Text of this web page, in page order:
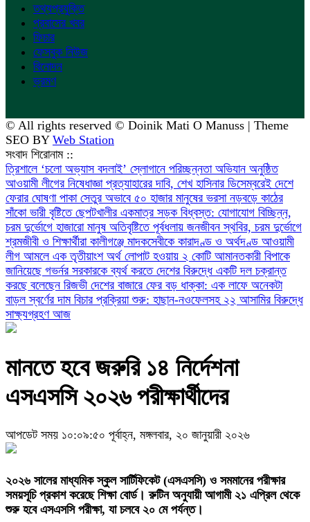
তথ্যপ্রযুক্তি
প্রবাসের খবর
ফিচার
ফেসবুক নিউজ
বিনোদন
ভ্রমণ
© All rights reserved © Doinik Mati O Manuss | Theme
SEO BY Web Station
সংবাদ শিরোনাম ::
‎ত্রিশালে ‘চলো অভ্যাস বদলাই’ স্লোগানে পরিচ্ছন্নতা অভিযান অনুষ্ঠিত
আওয়ামী লীগের নিষেধাজ্ঞা প্রত্যাহারের দাবি, শেখ হাসিনার ডিসেম্বরেই দেশে
ফেরার ঘোষণা পাকা সেতুর অভাবে ৫০ হাজার মানুষের ভরসা নড়বড়ে কাঠের
সাঁকো ভারী বৃষ্টিতে ছেপটখালীর একমাত্র সড়ক বিধ্বস্ত: যোগাযোগ বিচ্ছিন্ন,
চরম দুর্ভোগে হাজারো মানুষ অতিবৃষ্টিতে পূর্বধলায় জনজীবন স্থবির, চরম দুর্ভোগে
শ্রমজীবী ও শিক্ষার্থীরা কালীগঞ্জে মাদকসেবীকে কারাদণ্ড ও অর্থদণ্ড আওয়ামী
লীগ আমলে এক তৃতীয়াংশ অর্থ লোপাট হওয়ায় ২ কোটি আমানতকারী বিপাকে
জানিয়েছে গভর্নর সরকারকে ব্যর্থ করতে দেশের বিরুদ্ধে একটি দল চক্রান্ত
করছে বলেছেন রিজভী দেশের বাজারে ফের বড় ধাক্কা: এক লাফে অনেকটা
বাড়ল স্বর্ণের দাম বিচার প্রক্রিয়া শুরু: হাছান-নওফেলসহ ২২ আসামির বিরুদ্ধে
সাক্ষ্যগ্রহণ আজ
মানতে হবে জরুরি ১৪ নির্দেশনা
এসএসসি ২০২৬ পরীক্ষার্থীদের
আপডেট সময় ১০:০৯:৫০ পূর্বাহ্ন, মঙ্গলবার, ২০ জানুয়ারী ২০২৬
২০২৬ সালের মাধ্যমিক স্কুল সার্টিফিকেট (এসএসসি) ও সমমানের পরীক্ষার
সময়সূচি প্রকাশ করেছে শিক্ষা বোর্ড। রুটিন অনুযায়ী আগামী ২১ এপ্রিল থেকে
শুরু হবে এসএসসি পরীক্ষা, যা চলবে ২০ মে পর্যন্ত।